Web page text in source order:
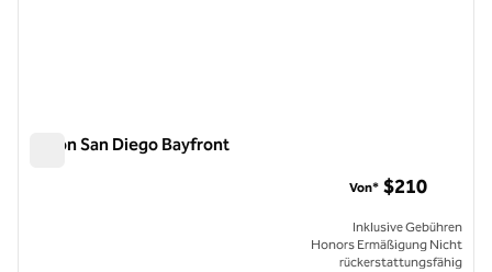
Hilton San Diego Bayfront
Von* $210
Inklusive Gebühren
Honors Ermäßigung Nicht
rückerstattungsfähig